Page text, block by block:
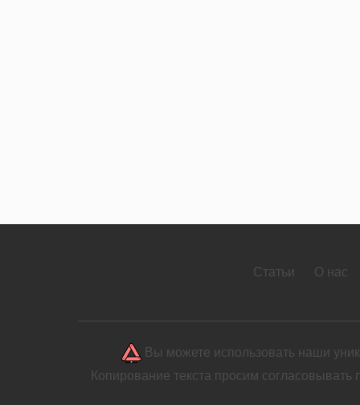
Статьи О нас
Вы можете использовать наши
Копирование текста просим согласовывать